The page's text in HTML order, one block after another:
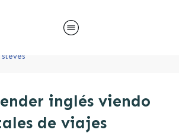
inglés viendo
de viajes